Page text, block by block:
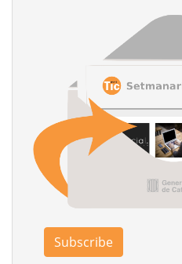
Subscribe